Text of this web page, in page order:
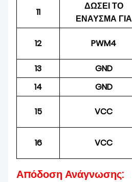
11
ΔΩΣΕΙ ΤΟ
ΕΝΑΥΣΜΑ ΓΙΑ
12 PWM4
13 GND
14
GND
15 VCC
16 VCC
Απόδοση Ανάγνωσης: